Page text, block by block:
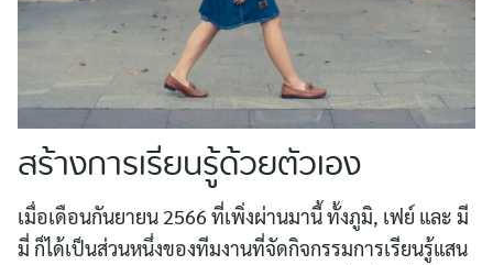
สร้างการเรียนรู้ด้วยตัวเอง
เมื่อเดือนกันยายน 2566 ที่เพิ่งผ่านมานี้ ทั้งภูมิ, เฟย์ และ มี
มี่ ก็ได้เป็นส่วนหนึ่งของทีมงานที่จัดกิจกรรมการเรียนรู้แสน